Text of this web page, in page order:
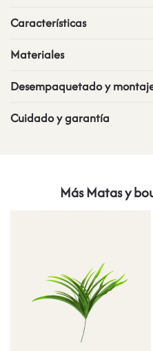
Características
Materiales
Desempaquetado y
Cuidado y garantía
Más Matas y